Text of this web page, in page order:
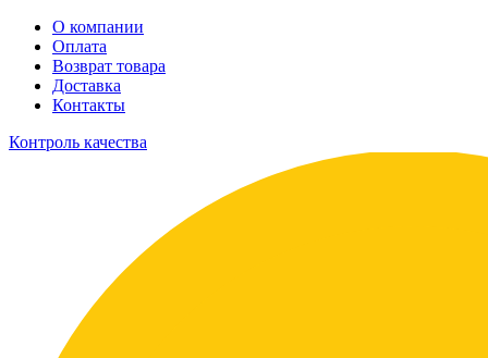
О компании
Оплата
Возврат товара
Доставка
Контакты
Контроль качества